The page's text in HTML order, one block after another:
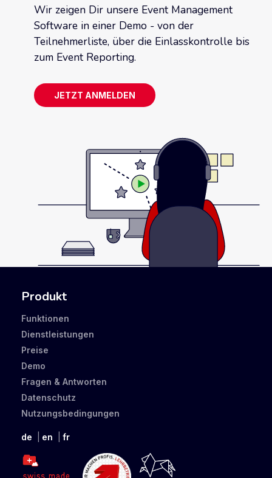
Wir zeigen Dir unsere Event Management
Software in einer Demo - von der
Teilnehmerliste, über die Einlasskontrolle bis
zum Event Reporting.
JETZT ANMELDEN
Produkt
Funktionen
Dienstleistungen
Preise
Demo
Fragen & Antworten
Datenschutz
Nutzungsbedingungen
de en fr